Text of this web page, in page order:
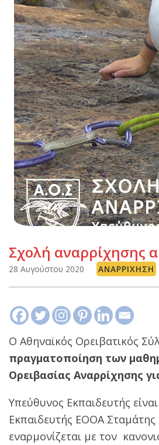
Σχολή αναρρίχησης
28 Αυγούστου 2020 ΑΝΑΡΡΊΧΗΣΗ
Ο Αθηναϊκός Ορειβατικός
πραγματοποίηση των
Ορειβασίας Αναρρίχησης
Υπεύθυνος Εκπαιδευτής
Εκπαιδευτής ΕΟΟΑ
εναρμονίζεται με τον